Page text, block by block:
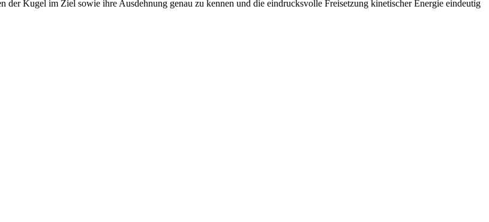
der Kugel im Ziel sowie ihre Ausdehnung genau zu kennen und die eindrucksvolle Freisetzung kinetischer Energie eindeutig